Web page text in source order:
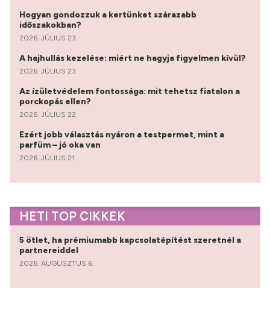
Hogyan gondozzuk a kertünket szárazabb
időszakokban?
2026. JÚLIUS 23.
A hajhullás kezelése: miért ne hagyja figyelmen kívül?
2026. JÚLIUS 23.
Az ízületvédelem fontossága: mit tehetsz fiatalon a
porckopás ellen?
2026. JÚLIUS 22.
Ezért jobb választás nyáron a testpermet, mint a
parfüm – jó oka van
2026. JÚLIUS 21.
HETI TOP CIKKEK
5 ötlet, ha prémiumabb kapcsolatépítést szeretnél a
partnereiddel
2026. AUGUSZTUS 6.